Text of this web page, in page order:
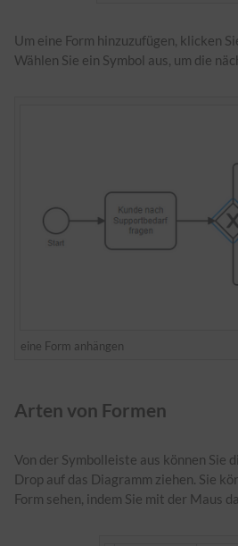
Um eine Form hinzuzufügen, klicken
Wählen Sie ein Symbol aus, um die
eine Form anhängen
Arten von Formen
Von der Symbolleiste aus können Sie
Drop auf das Diagramm ziehen. Sie
Form sehen, indem Sie mit der Maus